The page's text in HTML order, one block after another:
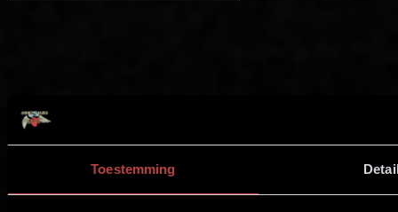
Toestemming